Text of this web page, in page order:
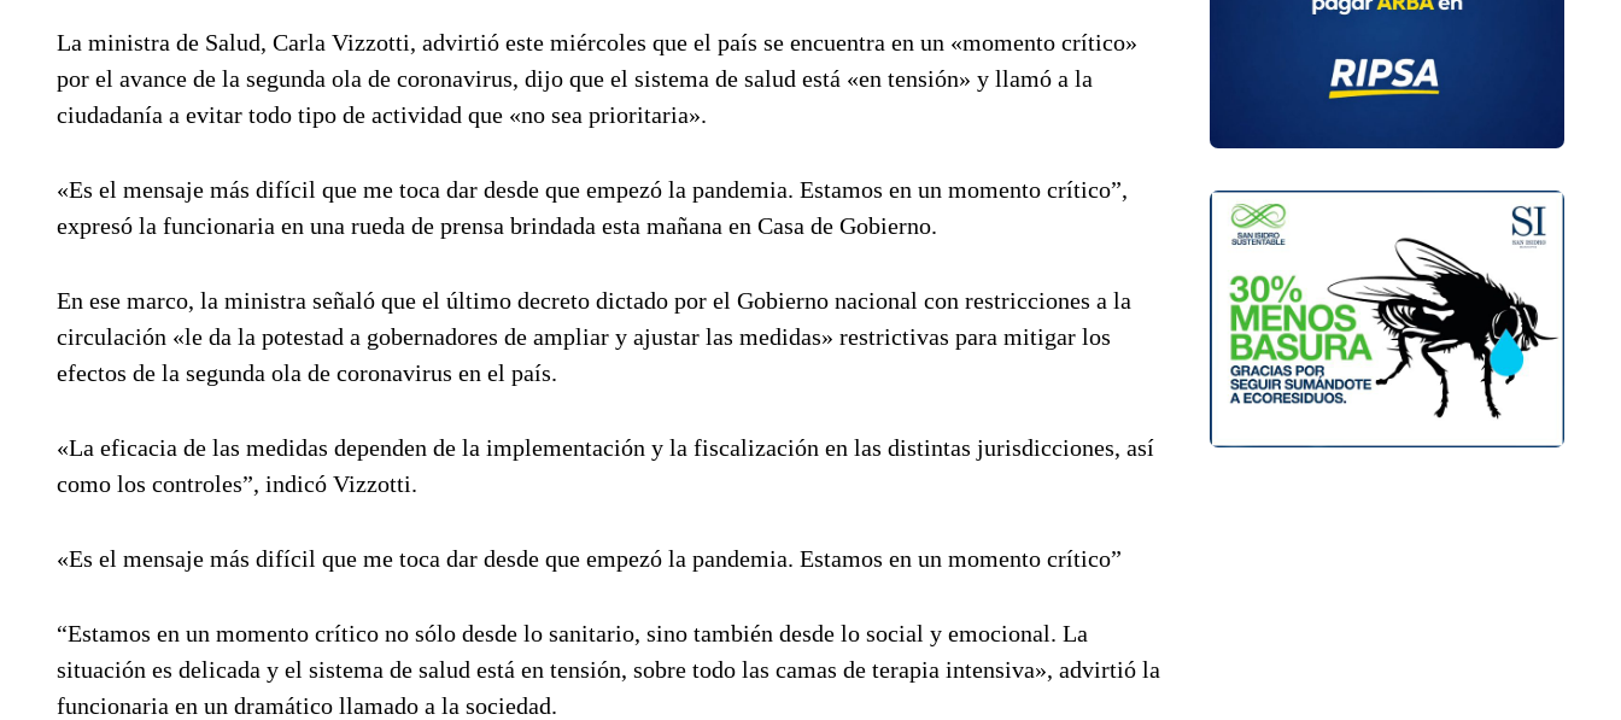
La ministra de Salud, Carla Vizzotti, advirtió este miércoles que el país se encuentra en un «momento crítico»
por el avance de la segunda ola de coronavirus, dijo que el sistema de salud está «en tensión» y llamó a la
ciudadanía a evitar todo tipo de actividad que «no sea prioritaria».
«Es el mensaje más difícil que me toca dar desde que empezó la pandemia. Estamos en un momento crítico”,
expresó la funcionaria en una rueda de prensa brindada esta mañana en Casa de Gobierno.
En ese marco, la ministra señaló que el último decreto dictado por el Gobierno nacional con restricciones a la
circulación «le da la potestad a gobernadores de ampliar y ajustar las medidas» restrictivas para mitigar los
efectos de la segunda ola de coronavirus en el país.
«La eficacia de las medidas dependen de la implementación y la fiscalización en las distintas jurisdicciones, así
como los controles”, indicó Vizzotti.
«Es el mensaje más difícil que me toca dar desde que empezó la pandemia. Estamos en un momento crítico”
“Estamos en un momento crítico no sólo desde lo sanitario, sino también desde lo social y emocional. La
situación es delicada y el sistema de salud está en tensión, sobre todo las camas de terapia intensiva», advirtió la
funcionaria en un dramático llamado a la sociedad.